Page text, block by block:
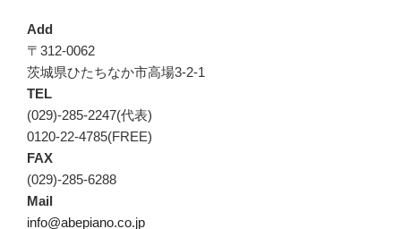
Add
〒312-0062
茨城県ひたちなか市高場3-2-1
TEL
(029)-285-2247(代表)
0120-22-4785(FREE)
FAX
(029)-285-6288
Mail
info@abepiano.co.jp